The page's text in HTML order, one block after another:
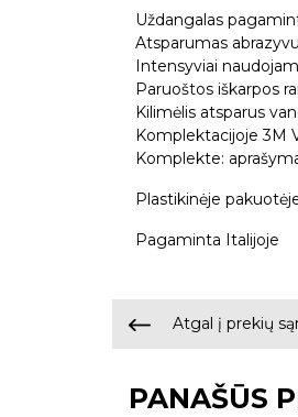
Uždangalas
Atsparumas
Intensyviai
Paruoštos iškarpos
Kilimėlis atsparus
Komplektacijoje 3M
Komplekte:
Plastikinėje
Pagaminta Italijoje
Atgal į prekių
PANAŠŪS